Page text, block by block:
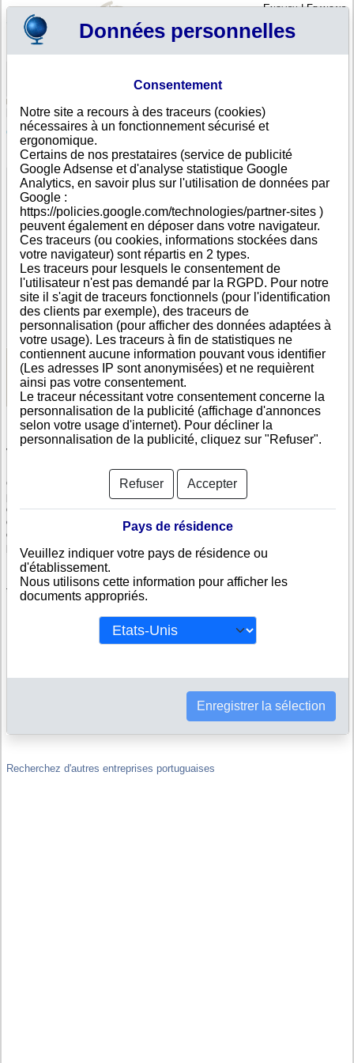
English|Français
Votre panier est vide
Portugal > Toutes villes > PONTINHA
GO EYEWEAR, S.A., PONTINHA
FICHE ENTREPRISE
Dénomination GO EYEWEAR, S.A.
Adresse
RUA RIBEIRA DO TROCA, LOTE 5 FRAÇÃO A
Ville
PONTINHA (PONTINHA )- 1675-086
Pays
Portugal
Type
d'adresse
Siège social
Téléphone
+351 21-------
DUNS®
Number
33-------
Cette entreprise fait partie d'un groupe de sociétés.
Nombre de sociétés dans ce groupe : 4
Voir les informations disponibles
Vérifiez GO EYEWEAR, S.A.
GO EYEWEAR, S.A. est immatriculée au registre du commerce
portuguais. Info-clipper.com vous propose une large gamme de
documents et de rapports contenant d'une part des informations issues
des données légales permettant notamment de constituer l'équivalent
d'un Kbis et d'autres part des analyses et enquêtes commerciales
permettant d'évaluer la fiabilité et la solvabilité de cette entreprise.
Les documents sur GO EYEWEAR, S.A. contiennent des informations
telles que :
N° DUNS : Ce N° est un SIRET international permettant d'identifier
chaque société
dirigeants...
Bilans, scores, ratings permettant d'évaluer la situation financière
Liens financiers : GO EYEWEAR, S.A. est-elle filiale ou maison-
Recherchez d'autres entreprises portuguaises
Données personnelles
Consentement
Notre site a recours à des traceurs (cookies)
nécessaires à un fonctionnement sécurisé et
ergonomique.
Certains de nos prestataires (service de publicité
Google Adsense et d'analyse statistique Google
Analytics, en savoir plus sur l'utilisation de données par
Google :
https://policies.google.com/technologies/partner-sites )
peuvent également en déposer dans votre navigateur.
Ces traceurs (ou cookies, informations stockées dans
votre navigateur) sont répartis en 2 types.
Les traceurs pour lesquels le consentement de
l'utilisateur n'est pas demandé par la RGPD. Pour notre
site il s'agit de traceurs fonctionnels (pour l'identification
des clients par exemple), des traceurs de
personnalisation (pour afficher des données adaptées à
votre usage). Les traceurs à fin de statistiques ne
contiennent aucune information pouvant vous identifier
(Les adresses IP sont anonymisées) et ne requièrent
ainsi pas votre consentement.
Le traceur nécessitant votre consentement concerne la
personnalisation de la publicité (affichage d'annonces
selon votre usage d'internet). Pour décliner la
personnalisation de la publicité, cliquez sur "Refuser".
Refuser Accepter
Pays de résidence
Veuillez indiquer votre pays de résidence ou
d'établissement.
Nous utilisons cette information pour afficher les
documents appropriés.
Enregistrer la sélection